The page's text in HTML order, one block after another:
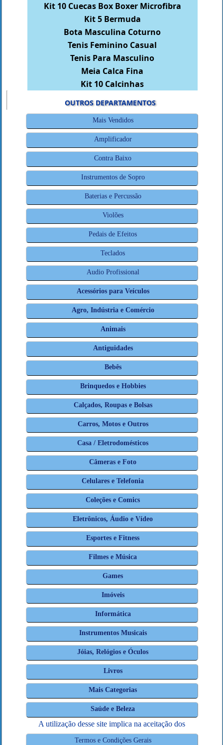
Kit 10 Cuecas Box Boxer Microfibra
Kit 5 Bermuda
Bota Masculina Coturno
Tenis Feminino Casual
Tenis Para Masculino
Meia Calca Fina
Kit 10 Calcinhas
OUTROS DEPARTAMENTOS
Mais Vendidos
Amplificador
Contra Baixo
Instrumentos de Sopro
Baterias e Percussão
Violões
Pedais de Efeitos
Teclados
Audio Profissional
Acessórios para Veículos
Agro, Indústria e Comércio
Animais
Antiguidades
Bebês
Brinquedos e Hobbies
Calçados, Roupas e Bolsas
Carros, Motos e Outros
Casa / Eletrodomésticos
Câmeras e Foto
Celulares e Telefonia
Coleções e Comics
Eletrônicos, Áudio e Vídeo
Esportes e Fitness
Filmes e Música
Games
Imóveis
Informática
Instrumentos Musicais
Jóias, Relógios e Óculos
Livros
Mais Categorias
Saúde e Beleza
A utilização desse site implica na aceitação dos
Termos e Condições Gerais